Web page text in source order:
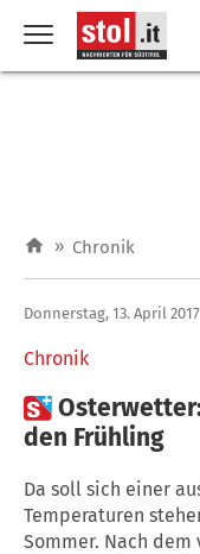
» Chronik
Chronik
Donnerstag, 13. April 2017

den Frühling
Da soll sich einer
Temperaturen
Sommer. Nach